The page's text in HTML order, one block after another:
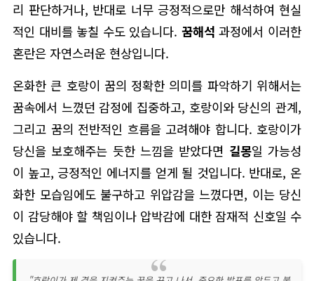
리 판단하거나, 반대로 너무 긍정적으로만 해석하여 현실
적인 대비를 놓칠 수도 있습니다. 꿈해석 과정에서 이러한
혼란은 자연스러운 현상입니다.
온화한 큰 호랑이 꿈의 정확한 의미를 파악하기 위해서는
꿈속에서 느꼈던 감정에 집중하고, 호랑이와 당신의 관계,
그리고 꿈의 전반적인 흐름을 고려해야 합니다. 호랑이가
당신을 보호해주는 듯한 느낌을 받았다면 길몽일 가능성
이 높고, 긍정적인 에너지를 얻게 될 것입니다. 반대로, 온
화한 모습임에도 불구하고 위압감을 느꼈다면, 이는 당신
이 감당해야 할 책임이나 압박감에 대한 잠재적 신호일 수
있습니다.